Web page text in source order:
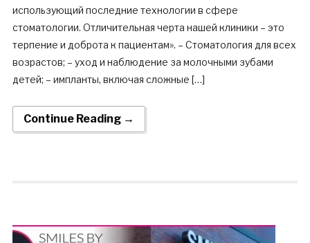
использующий последние технологии в сфере
стоматологии. Отличительная черта нашей клиники – это
терпение и доброта к пациентам». – Стоматология для всех
возрастов; – уход и наблюдение за молочными зубами
детей; – импланты, включая сложные […]
Continue Reading →